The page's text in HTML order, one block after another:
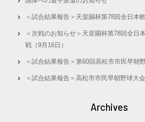
＜試合結果報告＞天皇賜杯第78回全日本
＜次戦のお知らせ＞天皇賜杯第78回全日
戦（9月16日）
＜試合結果報告＞第60回高松市市民早朝
＜試合結果報告＞高松市市民早朝野球大
Archives